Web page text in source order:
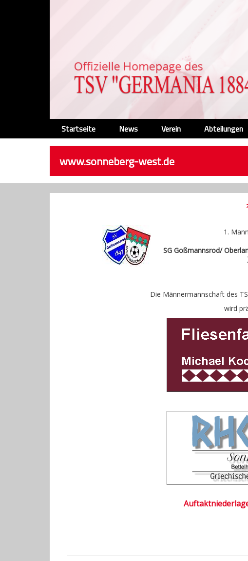
Startseite News Verein Abteilungen
www.sonneberg-west.de
1.
SG Goßmannsrod/
Die Männermannschaft des
wird